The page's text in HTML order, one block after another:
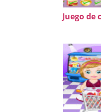
Juego